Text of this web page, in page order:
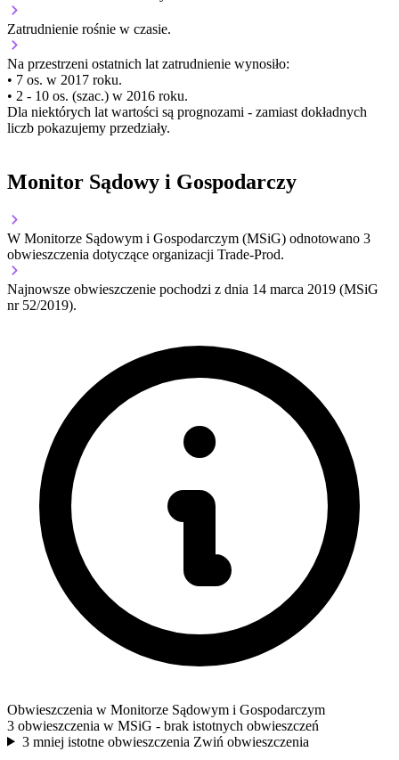
Zatrudnienie rośnie w czasie.
Na przestrzeni ostatnich lat zatrudnienie wynosiło:
• 7 os. w 2017 roku.
• 2 - 10 os. (szac.) w 2016 roku.
Dla niektórych lat wartości są prognozami - zamiast dokładnych
liczb pokazujemy przedziały.
Monitor Sądowy i Gospodarczy
W Monitorze Sądowym i Gospodarczym (MSiG) odnotowano 3
obwieszczenia dotyczące organizacji Trade-Prod.
Najnowsze obwieszczenie pochodzi z dnia 14 marca 2019 (MSiG
nr 52/2019).
Obwieszczenia w Monitorze Sądowym i Gospodarczym
3 obwieszczenia w MSiG - brak istotnych obwieszczeń
3 mniej istotne obwieszczenia Zwiń obwieszczenia